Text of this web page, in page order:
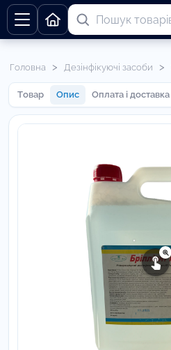
Головна > Дезінфікуючі засоби >
Товар Опис Оплата і доставка